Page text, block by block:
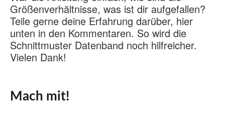
Größenverhältnisse, was ist dir aufgefallen?
Teile gerne deine Erfahrung darüber, hier
unten in den Kommentaren. So wird die
Schnittmuster Datenband noch hilfreicher.
Vielen Dank!
Mach mit!